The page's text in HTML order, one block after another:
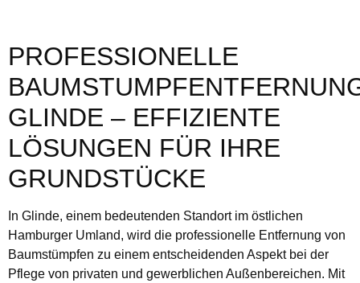
PROFESSIONELLE
GLINDE – EFFIZIENTE
LÖSUNGEN FÜR IHRE
GRUNDSTÜCKE
In Glinde, einem bedeutenden Standort im östlichen
Hamburger Umland, wird die professionelle Entfernung von
Baumstümpfen zu einem entscheidenden Aspekt bei der
Pflege von privaten und gewerblichen Außenbereichen. Mit